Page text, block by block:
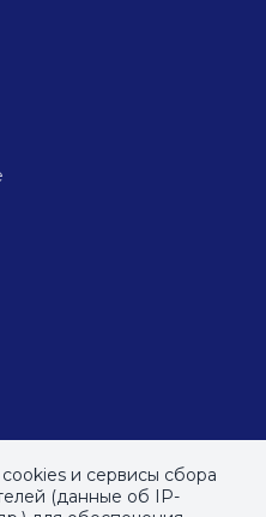
и сервисы сбора
(данные об IP-